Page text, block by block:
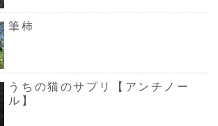
筆柿
うちの猫のサプリ【アンチノー
ル】